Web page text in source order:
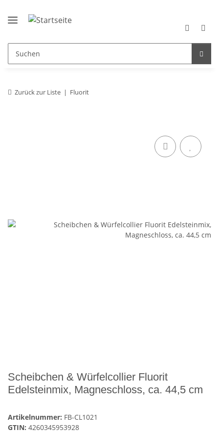
Zurück zur Liste Fluorit
Scheibchen & Würfelcollier Fluorit
Edelsteinmix, Magneschloss, ca. 44,5 cm
Artikelnummer: FB-CL1021
GTIN: 4260345953928